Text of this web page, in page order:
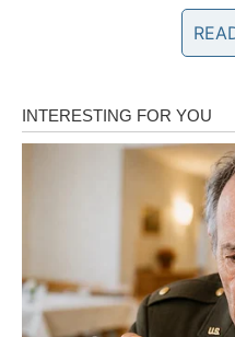
da je to bilo dovoljno.
Ljubav:
Na ljubavnom planu, Lav
potvrde. Do 15. februara,
padaju, a istina izlazi na